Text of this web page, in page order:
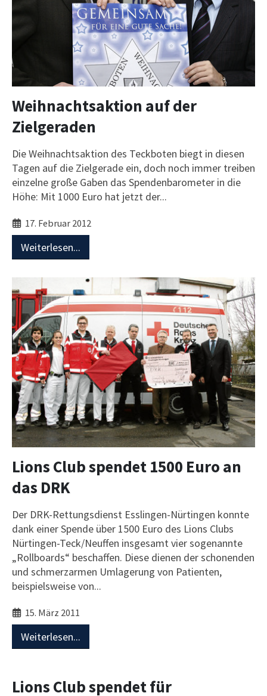
Weihnachtsaktion auf der
Zielgeraden
Die Weihnachtsaktion des Teckboten biegt in diesen
Tagen auf die Zielgerade ein, doch noch immer treiben
einzelne große Gaben das Spendenbarometer in die
Höhe: Mit 1000 Euro hat jetzt der...
17. Februar 2012
Weiterlesen...
Lions Club spendet 1500 Euro an
das DRK
Der DRK-Rettungsdienst Esslingen-Nürtingen konnte
dank einer Spende über 1500 Euro des Lions Clubs
Nürtingen-Teck/Neuffen insgesamt vier sogenannte
„Rollboards“ beschaffen. Diese dienen der schonenden
und schmerzarmen Umlagerung von Patienten,
beispielsweise von...
15. März 2011
Weiterlesen...
Lions Club spendet für